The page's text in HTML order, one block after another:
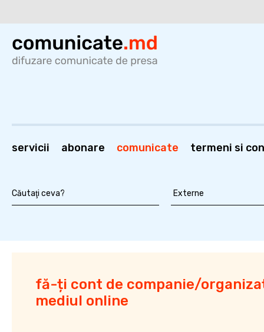
servicii abonare comunicate termeni si
fă-ți cont de companie/
mediul online